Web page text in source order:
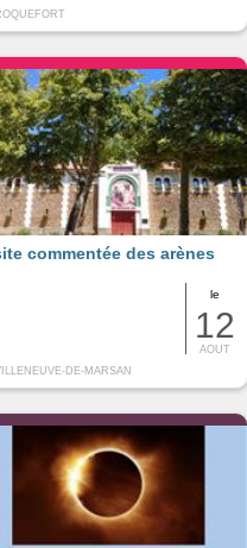
le
12
AOUT
commentée des arènes
DE-MARSAN